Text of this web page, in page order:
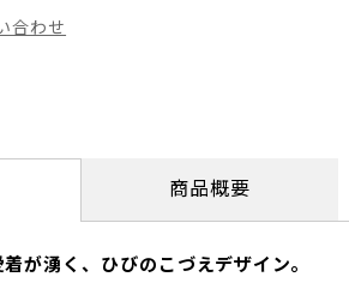
合わせ
商品概要
が湧く、ひびのこづえデザイン。